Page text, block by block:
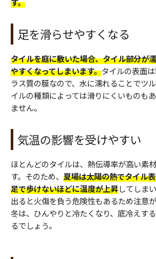
足を滑らせやすくなる
タイルを庭に敷いた場合、タイル部分が
やすくなってしまいます。タイルの表面
ラス質の膜なので、水に濡れることでツ
イルの種類によっては滑りにくいものも
ません。
気温の影響を受けやすい
ほとんどのタイルは、熱伝導率が高い素
す。そのため、 夏場は太陽の熱でタイル
足で歩けないほどに温度が上昇してしま
出ると火傷を負う危険性もあるため注意
冬は、ひんやりと冷たくなり、底冷えす
るでしょう。